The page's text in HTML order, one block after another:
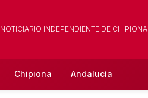
NOTICIARIO INDEPENDIENTE DE CHIPIONA
Chipiona Andalucía